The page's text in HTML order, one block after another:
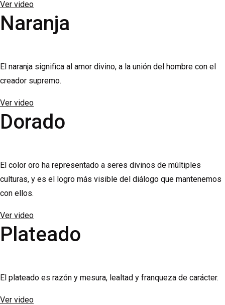
Ver video
Naranja
El naranja significa al amor divino, a la unión del hombre con el
creador supremo.
Ver video
Dorado
El color oro ha representado a seres divinos de múltiples
culturas, y es el logro más visible del diálogo que mantenemos
con ellos.
Ver video
Plateado
El plateado es razón y mesura, lealtad y franqueza de carácter.
Ver video